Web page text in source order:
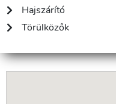
Hajszárító
Törülközők